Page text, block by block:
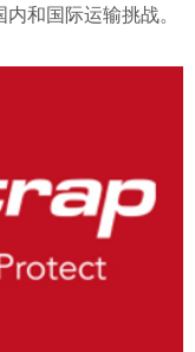
和国际运输挑战。